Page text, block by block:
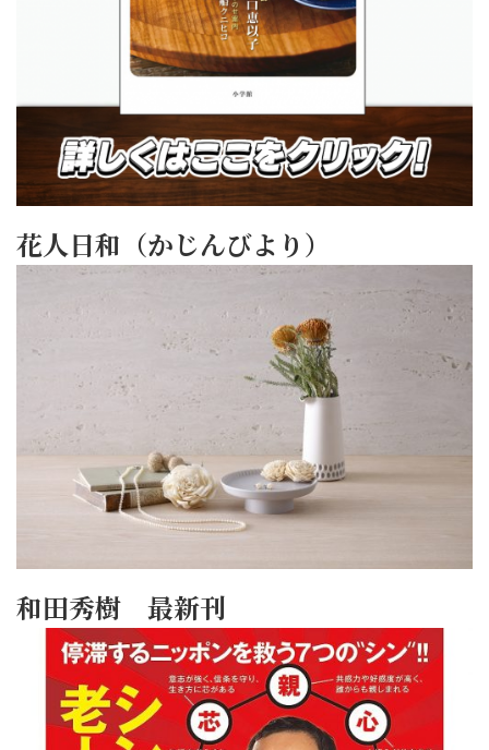
花人日和（かじんびより）
和田秀樹 最新刊